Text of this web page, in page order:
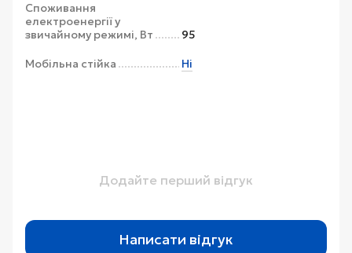
Споживання
електроенергії у
звичайному режимі, Вт
95
Мобільна стійка Ні
Додайте перший відгук
Написати відгук